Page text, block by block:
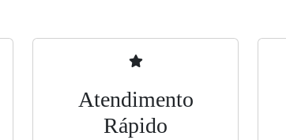
Atendimento
Rápido